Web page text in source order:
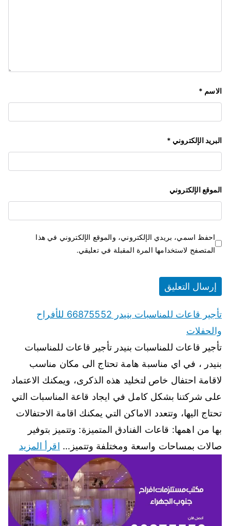
الاسم *
البريد الإلكتروني *
الموقع الإلكتروني
احفظ اسمي، بريدي الإلكتروني، والموقع الإلكتروني في هذا
المتصفح لاستخدامها المرة المقبلة في تعليقي.
تأجير قاعات للمناسبات بنيدر 66875552 للأفراح
والحفلات
تأجير قاعات للمناسبات بنيدر تأجير قاعات للمناسبات
بنيدر ، في اي مناسبة هامة تحتاج الى مكان مناسب
لاقامة احتفال خاص لتخليد هذه الذكرى، ويمكنك الاعتماد
على شركتنا بشكل كامل في ايجاد قاعة المناسبات التي
تحتاج اليها، وتتعدد الاماكن التي يمكنك اقامة الاحتفالات
بها من اهمها: قاعات الفنادق المتميزة: وتتميز بتوفير
صالات بمساحات واسعة ومختلفة وتتميز… اقرأ المزيد